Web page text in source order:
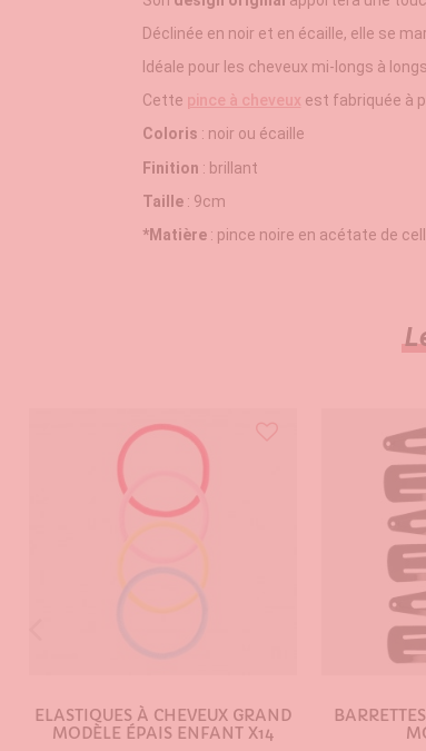
Déclinée en noir et en écaille, elle se
Idéale pour les cheveux mi-longs à longs.
Cette pince à cheveux est fabriquée à
Coloris : noir ou écaille
Finition : brillant
Taille: 9cm
*Matière: pince noire en acétate de
ELASTIQUES À CHEVEUX GRAND
MODÈLE ÉPAIS ENFANT X14